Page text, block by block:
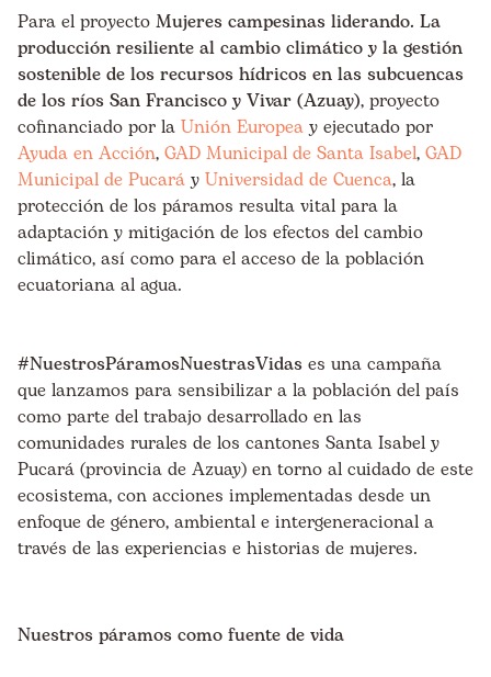
Para el proyecto Mujeres campesinas liderando. La
producción resiliente al cambio climático y la gestión
sostenible de los recursos hídricos en las subcuencas
de los ríos San Francisco y Vivar (Azuay), proyecto
cofinanciado por la Unión Europeay ejecutado por
Ayuda en Acción, GAD Municipal de Santa Isabel, GAD
Municipal de Pucaráy Universidad de Cuenca, la
protección de los páramos resulta vital para la
adaptación y mitigación de los efectos del cambio
climático, así como para el acceso de la población
ecuatoriana al agua.
#NuestrosPáramosNuestrasVidas es una campaña
que lanzamos para sensibilizar a la población del país
como parte del trabajo desarrollado en las
comunidades rurales de los cantones Santa Isabel y
Pucará (provincia de Azuay) en torno al cuidado de este
ecosistema, con acciones implementadas desde un
enfoque de género, ambiental e intergeneracional a
través de las experiencias e historias de mujeres.
Nuestros páramos como fuente de vida